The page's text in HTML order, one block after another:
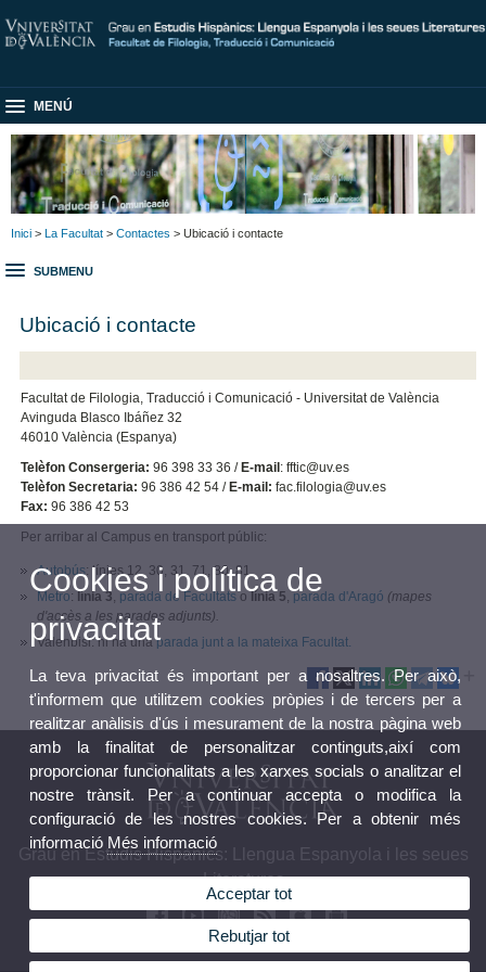
MENÚ
Inici > La Facultat > Contactes > Ubicació i contacte
SUBMENU
Ubicació i contacte
Facultat de Filologia, Traducció i Comunicació - Universitat de València
Avinguda Blasco Ibáñez 32
46010 València (Espanya)
Telèfon Consergeria: 96 398 33 36 / E-mail : fftic@uv.es
Telèfon Secretaria: 96 386 42 54 / E-mail: fac.filologia@uv.es
Fax:96 386 42 53
Per arribar al Campus en transport públic:
Autobús: línies 12, 30, 31, 71, 80, 81.
Metro: línia 3, parada de Facultats o línia 5, parada d'Aragó (mapes
d'accès a les parades adjunts).
Valenbisi: hi ha unaparada junt a la mateixa Facultat.
Grau en Estudis Hispànics: Llengua Espanyola i les seues
Literatures
Cookies i política de
privacitat
La teva privacitat és important per a nosaltres. Per això,
t'informem que utilitzem cookies pròpies i de tercers per a
realitzar anàlisis d'ús i mesurament de la nostra pàgina web
amb la finalitat de personalitzar continguts,així com
proporcionar funcionalitats a les xarxes socials o analitzar el
nostre trànsit. Per a continuar accepta o modifica la
configuració de les nostres cookies. Per a obtenir més
informació Més informació
Acceptar tot
Rebutjar tot